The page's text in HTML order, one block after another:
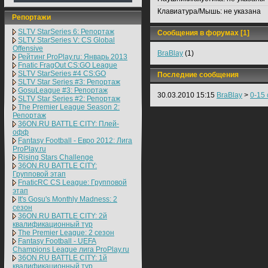
Репортажи
SLTV StarSeries 6: Репортаж
SLTV StarSeries V: CS Global
Offensive
Рейтинг ProPlay.ru: Январь 2013
Fnatic FragOut CS:GO League
SLTV StarSeries #4 CS:GO
SLTV Star Series #3: Репортаж
GosuLeague #3: Репортаж
SLTV Star Series #2: Репортаж
The Premier League Season 2:
Репортаж
36ON.RU BATTLE CITY: Плей-
офф
Fantasy Football - Евро 2012: Лига
ProPlay.ru
Rising Stars Challenge
36ON.RU BATTLE CITY:
Групповой этап
FnaticRC CS League: Групповой
этап
It's Gosu's Monthly Madness: 2
сезон
36ON.RU BATTLE CITY: 2й
квалификационный тур
The Premier League: 2 cезон
Fantasy Football - UEFA
Champions League лига ProPlay.ru
36ON.RU BATTLE CITY: 1й
квалификационный тур
Клавиатура/Мышь: не указана
Сообщения в форумах [1]
BraBlay (1)
Последние сообщения
30.03.2010 15:15 BraBlay > 0-15